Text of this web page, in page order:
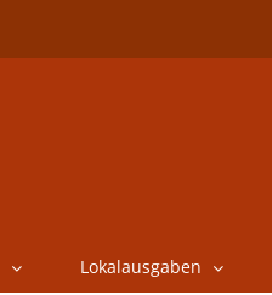
Lokalausgaben